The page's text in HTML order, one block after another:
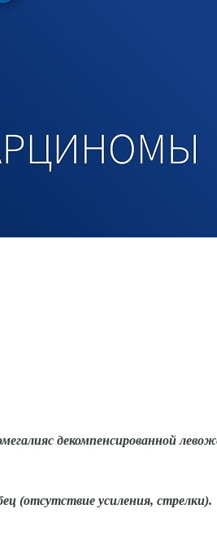
декомпенсированной
(отсутствие усиления, стрелки).